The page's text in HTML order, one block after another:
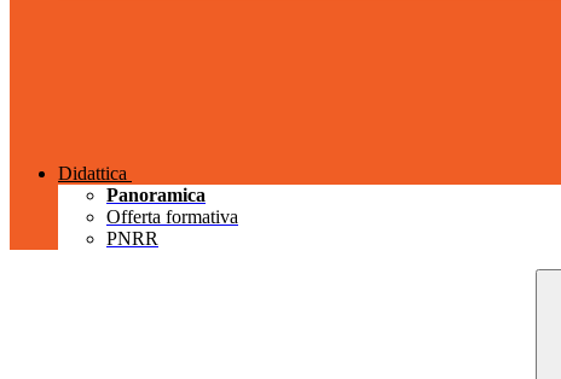
Didattica
Panoramica
Offerta formativa
PNRR